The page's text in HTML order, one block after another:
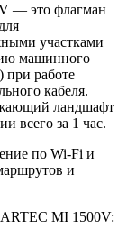
— это флагман
участками
машинного
при работе
кабеля.
ландшафт
всего за 1 час.
по Wi-Fi и
и
MI 1500V: